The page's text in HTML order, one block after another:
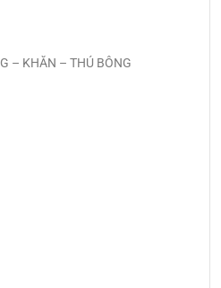
– KHĂN – THÚ BÔNG